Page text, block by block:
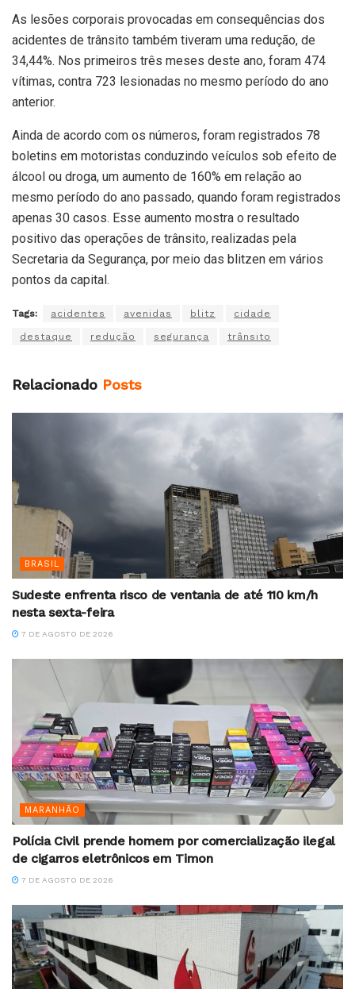
As lesões corporais provocadas em consequências dos
acidentes de trânsito também tiveram uma redução, de
34,44%. Nos primeiros três meses deste ano, foram 474
vítimas, contra 723 lesionadas no mesmo período do ano
anterior.
Ainda de acordo com os números, foram registrados 78
boletins em motoristas conduzindo veículos sob efeito de
álcool ou droga, um aumento de 160% em relação ao
mesmo período do ano passado, quando foram registrados
apenas 30 casos. Esse aumento mostra o resultado
positivo das operações de trânsito, realizadas pela
Secretaria da Segurança, por meio das blitzen em vários
pontos da capital.
Tags: acidentes avenidas blitz cidade
destaque redução segurança trânsito
Relacionado Posts
BRASIL
Sudeste enfrenta risco de ventania de até 110 km/h
nesta sexta-feira
7 DE AGOSTO DE 2026
MARANHÃO
Polícia Civil prende homem por comercialização ilegal
de cigarros eletrônicos em Timon
7 DE AGOSTO DE 2026